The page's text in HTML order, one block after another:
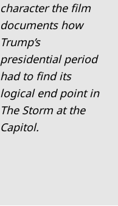
character the film
documents how
Trump’s
presidential period
had to find its
logical end point in
The Storm at the
Capitol.